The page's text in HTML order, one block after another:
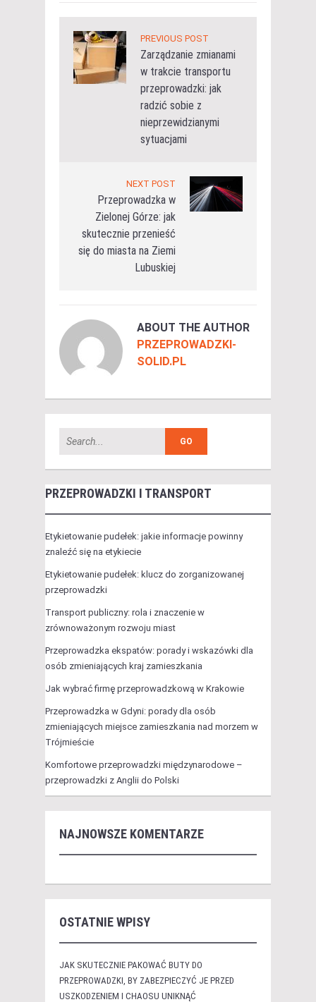
PREVIOUS POST
Zarządzanie zmianami
w trakcie transportu
przeprowadzki: jak
radzić sobie z
nieprzewidzianymi
sytuacjami
NEXT POST
Przeprowadzka w
Zielonej Górze: jak
skutecznie przenieść
się do miasta na Ziemi
Lubuskiej
ABOUT THE AUTHOR
PRZEPROWADZKI-
SOLID.PL
PRZEPROWADZKI I TRANSPORT
Etykietowanie pudełek: jakie informacje powinny
znaleźć się na etykiecie
Etykietowanie pudełek: klucz do zorganizowanej
przeprowadzki
Transport publiczny: rola i znaczenie w
zrównoważonym rozwoju miast
Przeprowadzka ekspatów: porady i wskazówki dla
osób zmieniających kraj zamieszkania
Jak wybrać firmę przeprowadzkową w Krakowie
Przeprowadzka w Gdyni: porady dla osób
zmieniających miejsce zamieszkania nad morzem w
Trójmieście
Komfortowe przeprowadzki międzynarodowe –
przeprowadzki z Anglii do Polski
NAJNOWSZE KOMENTARZE
OSTATNIE WPISY
JAK SKUTECZNIE PAKOWAĆ BUTY DO
PRZEPROWADZKI, BY ZABEZPIECZYĆ JE PRZED
USZKODZENIEM I CHAOSU UNIKNĄĆ